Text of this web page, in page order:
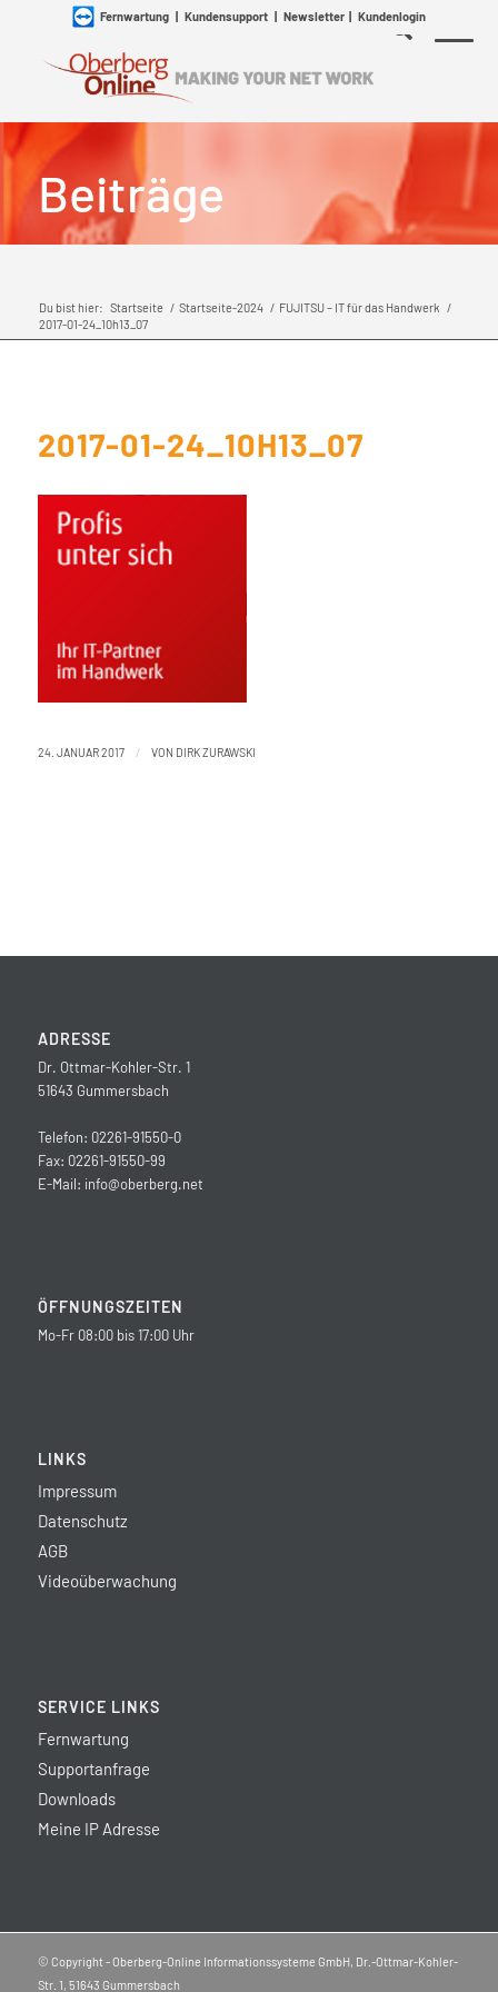
Fernwartung| Kundensupport| Newsletter| Kundenlogin
Beiträge
Du bist hier: Startseite / Startseite-2024 / FUJITSU – IT für das Handwerk /
2017-01-24_10h13_07
2017-01-24_10H13_07
24. JANUAR 2017 / VON DIRK ZURAWSKI
ADRESSE
Dr. Ottmar-Kohler-Str. 1
51643 Gummersbach
Telefon: 02261-91550-0
Fax: 02261-91550-99
E-Mail: info@oberberg.net
ÖFFNUNGSZEITEN
Mo-Fr 08:00 bis 17:00 Uhr
LINKS
Impressum
Datenschutz
AGB
Videoüberwachung
SERVICE LINKS
Fernwartung
Supportanfrage
Downloads
Meine IP Adresse
© Copyright - Oberberg-Online Informationssysteme GmbH, Dr.-Ottmar-Kohler-
Str. 1, 51643 Gummersbach